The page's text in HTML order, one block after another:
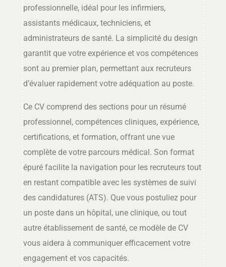
professionnelle, idéal pour les infirmiers,
assistants médicaux, techniciens, et
administrateurs de santé. La simplicité du design
garantit que votre expérience et vos compétences
sont au premier plan, permettant aux recruteurs
d’évaluer rapidement votre adéquation au poste.
Ce CV comprend des sections pour un résumé
professionnel, compétences cliniques, expérience,
certifications, et formation, offrant une vue
complète de votre parcours médical. Son format
épuré facilite la navigation pour les recruteurs tout
en restant compatible avec les systèmes de suivi
des candidatures (ATS). Que vous postuliez pour
un poste dans un hôpital, une clinique, ou tout
autre établissement de santé, ce modèle de CV
vous aidera à communiquer efficacement votre
engagement et vos capacités.